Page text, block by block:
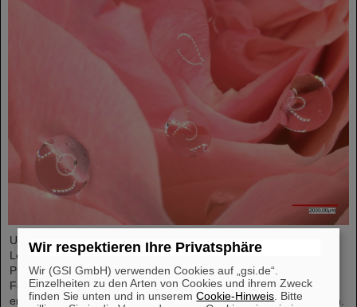
Unter Führung von Professorin María Eugenia Toimil-Molares,
Leiterin der Abteilung Materialforschung von GSI/FAIR und
Professorin an der Technischen Universität Darmstadt, hat ein
Forschungsteam neuartige Oberflächen aus Goldnanodrähten
entwickelt, deren Benetzungsverhalten sich gezielt steuern lassen.
Wir respektieren Ihre Privatsphäre
Wir (GSI GmbH) verwenden Cookies auf „gsi.de“.
Einzelheiten zu den Arten von Cookies und ihrem Zweck
finden Sie unten und in unseremCookie-Hinweis . Bitte